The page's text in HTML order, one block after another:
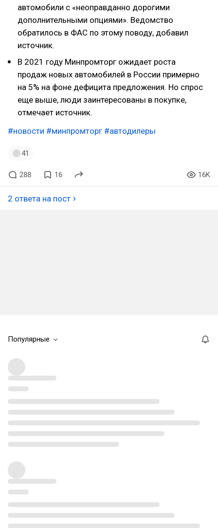
автомобили с «неоправданно дорогими
дополнительными опциями». Ведомство
обратилось в ФАС по этому поводу, добавил
источник.
В 2021 году Минпромторг ожидает роста
продаж новых автомобилей в России примерно
на 5% на фоне дефицита предложения. Но спрос
еще выше, люди заинтересованы в покупке,
отмечает источник.
#новости #минпромторг #автодилеры
41
288 16 16K
2 ответа на пост
Популярные